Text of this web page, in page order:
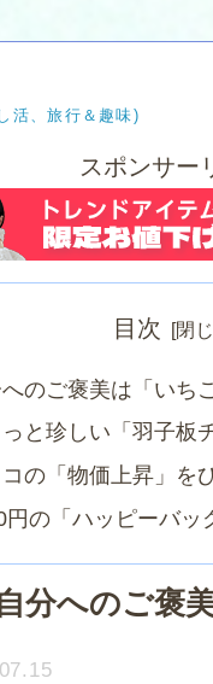
活、旅行＆趣味)
スポンサー
目次
のご褒美は「いち
と珍しい「羽子板
の「物価上昇」を
円の「ハッピーバッ
分へのご褒